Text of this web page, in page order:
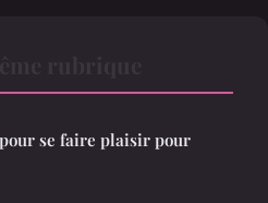
se faire plaisir pour